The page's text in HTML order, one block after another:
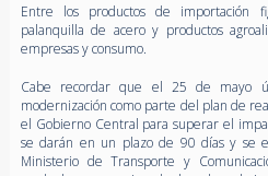
Entre los productos de importación
palanquilla de acero y productos
empresas y consumo.
Cabe recordar que el 25 de mayo
modernización como parte del plan de
el Gobierno Central para superar el
se darán en un plazo de 90 días y se
Ministerio de Transporte y